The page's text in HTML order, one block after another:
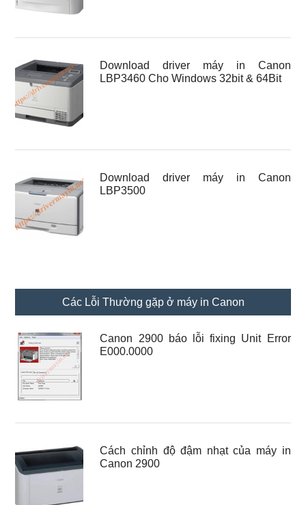
Download driver máy in Canon
LBP3460 Cho Windows 32bit & 64Bit
Download driver máy in Canon
LBP3500
Các Lỗi Thường gặp ở máy in Canon
Canon 2900 báo lỗi fixing Unit Error
E000.0000
Cách chỉnh độ đậm nhạt của máy in
Canon 2900